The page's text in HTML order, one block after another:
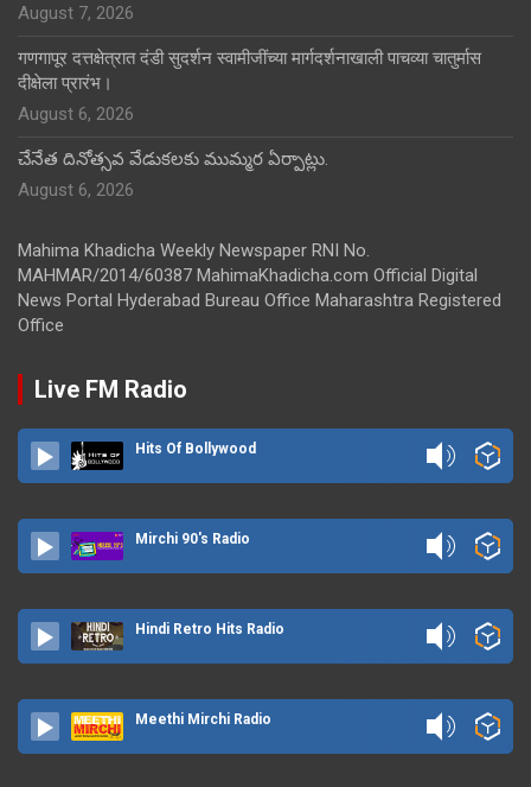
August 7, 2026
गणगापूर दत्तक्षेत्रात दंडी सुदर्शन स्वामीजींच्या मार्गदर्शनाखाली पाचव्या चातुर्मास
दीक्षेला प्रारंभ।
August 6, 2026
చేనేత దినోత్సవ వేడుకలకు ముమ్మర ఏర్పాట్లు.
August 6, 2026
Mahima Khadicha Weekly Newspaper RNI No.
MAHMAR/2014/60387 MahimaKhadicha.com Official Digital
News Portal Hyderabad Bureau Office Maharashtra Registered
Office
Live FM Radio
Hits Of Bollywood
Mirchi 90's Radio
Hindi Retro Hits Radio
Meethi Mirchi Radio